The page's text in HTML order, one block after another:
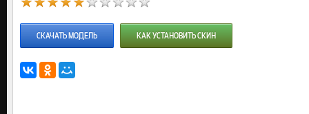
СКАЧАТЬ МОДЕЛЬ КАК УСТАНОВИТЬ СКИН